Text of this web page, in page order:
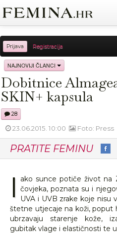
Prijava Registracija
Sreća
Moda Ljubav Relax
Proizvodi
NAJNOVIJI ČLANCI
Dobitnice
SKIN+ kapsula
28
23.06.2015. 10:00 Foto: Press
PRATITE FEMINU
I ako sunce potiče život na
čovjeka, poznata su i
UVA i UVB zrake koje nisu
štetne utjecaje na koži, poput
ubrzavaju starenje kože,
gubitak vlage i elastičnosti te